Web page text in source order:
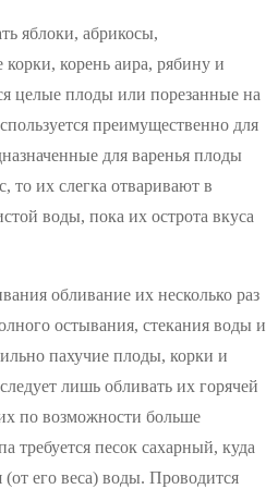
яблоки, абрикосы,
корень аира, рябину и
целые плоды или порезанные на
преимущественно для
для варенья плоды
их слегка отваривают в
воды, пока их острота вкуса
обливание их несколько раз
остывания, стекания воды и
пахучие плоды, корки и
лишь обливать их горячей
по возможности больше
требуется песок сахарный, куда
(от его веса) воды. Проводится